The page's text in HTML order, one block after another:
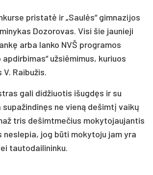
pristatė ir „Saulės“ gimnazijos
Dozorovas. Visi šie jaunieji
arba lanko NVŠ programos
apdirbimas“ užsiėmimus, kuriuos
Raibužis.
gali didžiuotis išugdęs ir su
supažindinęs ne vieną dešimtį vaikų
tris dešimtmečius mokytojaujantis
jog būti mokytoju jam yra
tautodailininku.